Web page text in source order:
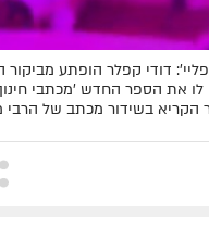
דודי קפלר הופתע מביקור
לו את הספר החדש 'מכתבי
הקריא בשידור מכתב של הרבי